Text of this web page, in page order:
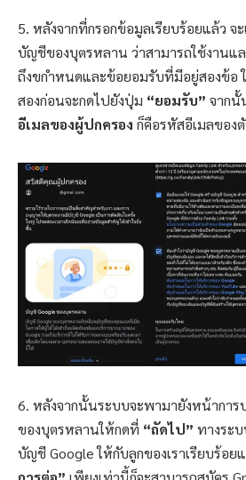
5. หลังจากที่กรอกข้อมูลเรียบร้อยแล้ว จ
บัญชีของบุตรหลาน ว่าสามารถใช้งานแ
ถึงขกำหนดและข้อยอมรับที่มีอยู่สองข้อ
สองก่อนจะกดไปยังปุ่ม “ยอมรับ” จากนั้
อีเมลของผู้ปกครอง ก็คือรหัสอีเมลของ
6. หลังจากนั้นระบบจะพามายังหน้าการ
ของบุตรหลานให้กดที่ “ถัดไป” ทางระ
บัญชี Google ให้กับลูกของเราเรียบร้อย